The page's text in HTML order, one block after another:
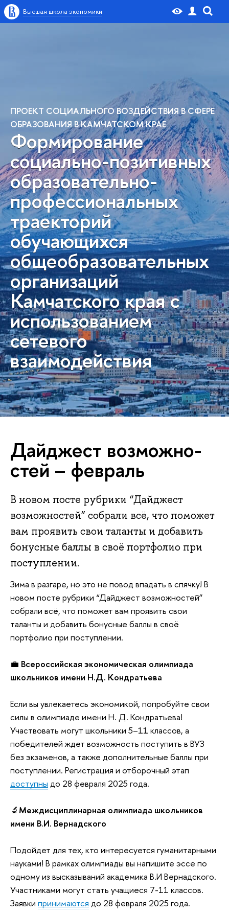
Высшая школа экономики
ПРОЕКТ СОЦИАЛЬНОГО ВОЗДЕЙСТВИЯ В СФЕРЕ
ОБРАЗОВАНИЯ В КАМЧАТСКОМ КРАЕ
Формирование
социально-позитивных
образовательно-
профессиональных
траекторий
обучающихся
общеобразовательных
организаций
Камчатского края с
использованием
сетевого
взаимодействия
Дайджест воз­мож­но­
стей – февраль
В новом посте рубрики “Дайджест
возможностей” собрали всё, что поможет
вам проявить свои таланты и добавить
бонусные баллы в своё портфолио при
поступлении.
Зима в разгаре, но это не повод впадать в спячку! В
новом посте рубрики “Дайджест возможностей”
собрали всё, что поможет вам проявить свои
таланты и добавить бонусные баллы в своё
портфолио при поступлении.
💼 Всероссийская экономическая олимпиада
школьников имени Н.Д. Кондратьева
Если вы увлекаетесь экономикой, попробуйте свои
силы в олимпиаде имени Н. Д. Кондратьева!
Участвовать могут школьники 5–11 классов, а
победителей ждет возможность поступить в ВУЗ
без экзаменов, а также дополнительные баллы при
поступлении. Регистрация и отборочный этап
доступны до 28 февраля 2025 года.
🔬 Междисциплинарная олимпиада школьников
имени В.И. Вернадского
Подойдет для тех, кто интересуется гуманитарными
науками! В рамках олимпиады вы напишите эссе по
одному из высказываний академика В.И Вернадского.
Участниками могут стать учащиеся 7-11 классов.
Заявки принимаются до 28 февраля 2025 года.